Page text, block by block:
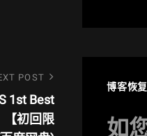
POST
1st Best
【初回限
博客恢
如